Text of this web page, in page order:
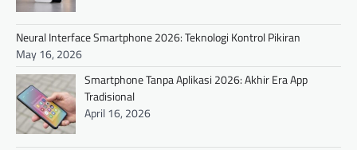
Neural Interface Smartphone 2026: Teknologi Kontrol Pikiran
May 16, 2026
Smartphone Tanpa Aplikasi 2026: Akhir Era App
Tradisional
April 16, 2026